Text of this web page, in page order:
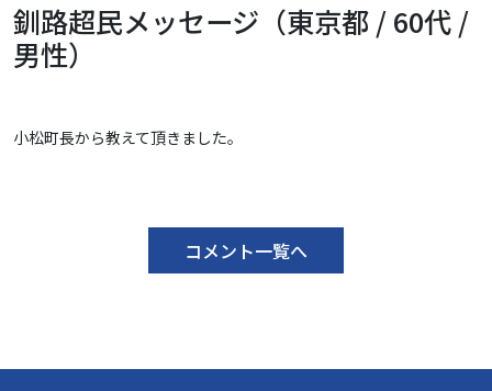
釧路超民メッセージ（東京都 / 60代 /
男性）
小松町長から教えて頂きました。
コメント一覧へ